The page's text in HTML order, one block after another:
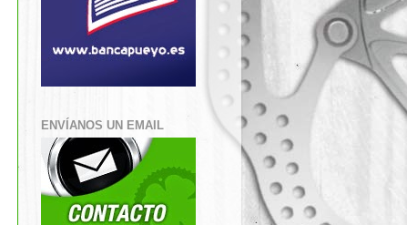
ENVÍANOS UN EMAIL